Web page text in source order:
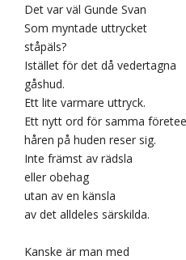
Det var väl Gunde Svan
Som myntade uttrycket
ståpäls?
Istället för det då vedertagna
gåshud.
Ett lite varmare uttryck.
Ett nytt ord för samma
håren på huden reser sig.
Inte främst av rädsla
eller obehag
utan av en känsla
av det alldeles särskilda.
Kanske är man med